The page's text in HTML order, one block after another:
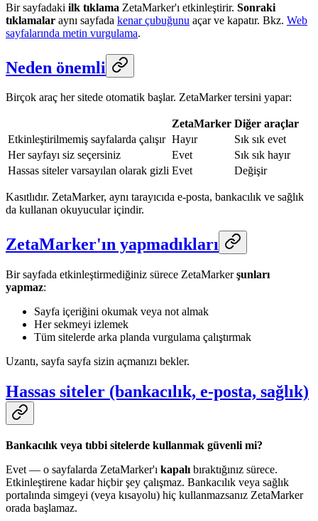
Bir sayfadaki ilk tıklama ZetaMarker'ı etkinleştirir. Sonraki
tıklamalar aynı sayfada kenar çubuğunu açar ve kapatır. Bkz. Web
sayfalarında metin vurgulama.
Neden önemli
Birçok araç her sitede otomatik başlar. ZetaMarker tersini yapar:
ZetaMarker Diğer araçlar
Etkinleştirilmemiş sayfalarda çalışır Hayır
Sık sık evet
Her sayfayı siz seçersiniz
Evet
Sık sık hayır
Hassas siteler varsayılan olarak gizli Evet Değişir
Kasıtlıdır. ZetaMarker, aynı tarayıcıda e-posta, bankacılık ve sağlık
da kullanan okuyucular içindir.
ZetaMarker'ın yapmadıkları
Bir sayfada etkinleştirmediğiniz sürece ZetaMarkerşunları
yapmaz:
Sayfa içeriğini okumak veya not almak
Her sekmeyi izlemek
Tüm sitelerde arka planda vurgulama çalıştırmak
Uzantı, sayfa sayfa sizin açmanızı bekler.
Hassas siteler (bankacılık, e-posta, sağlık)
Bankacılık veya tıbbi sitelerde kullanmak güvenli mi?
Evet — o sayfalarda ZetaMarker'ı kapalı bıraktığınız sürece.
Etkinleştirene kadar hiçbir şey çalışmaz. Bankacılık veya sağlık
portalında simgeyi (veya kısayolu) hiç kullanmazsanız ZetaMarker
orada başlamaz.